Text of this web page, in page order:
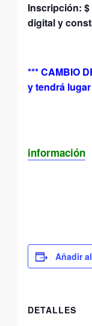
Inscripción: $
digital y
*** CAMBIO
y tendrá
información
Añadir
DETALLES